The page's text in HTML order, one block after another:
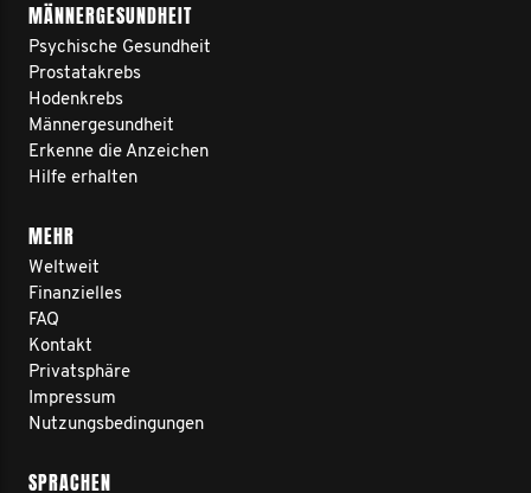
MÄNNERGESUNDHEIT
Psychische Gesundheit
Prostatakrebs
Hodenkrebs
Männergesundheit
Erkenne die Anzeichen
Hilfe erhalten
MEHR
Weltweit
Finanzielles
FAQ
Kontakt
Privatsphäre
Impressum
Nutzungsbedingungen
SPRACHEN